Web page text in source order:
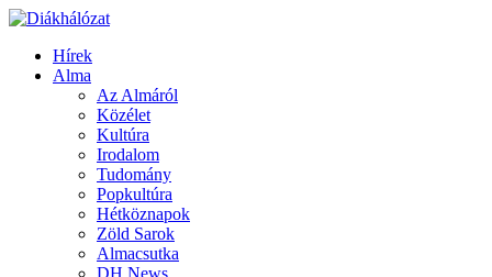
Hírek
Alma
Az Almáról
Közélet
Kultúra
Irodalom
Tudomány
Popkultúra
Hétköznapok
Zöld Sarok
Almacsutka
DH News